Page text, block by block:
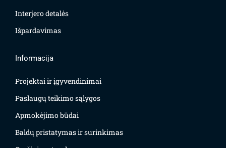
Interjero detalės
Išpardavimas
Informacija
Projektai ir įgyvendinimai
Paslaugų teikimo sąlygos
Apmokėjimo būdai
Baldų pristatymas ir surinkimas